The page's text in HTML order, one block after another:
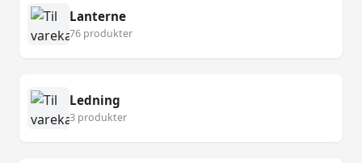
Lanterne
76 produkter
Ledning
3 produkter